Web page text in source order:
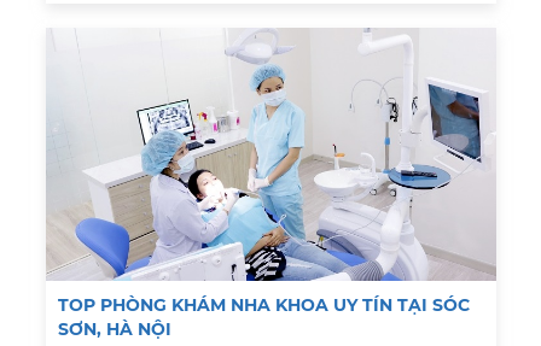
TOP PHÒNG KHÁM NHA KHOA UY TÍN TẠI SÓC
SƠN, HÀ NỘI